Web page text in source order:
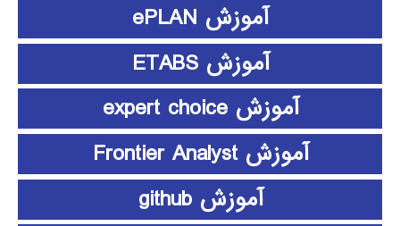
آموزش ePLAN
آموزش ETABS
آموزش expert choice
آموزش Frontier Analyst
آموزش github